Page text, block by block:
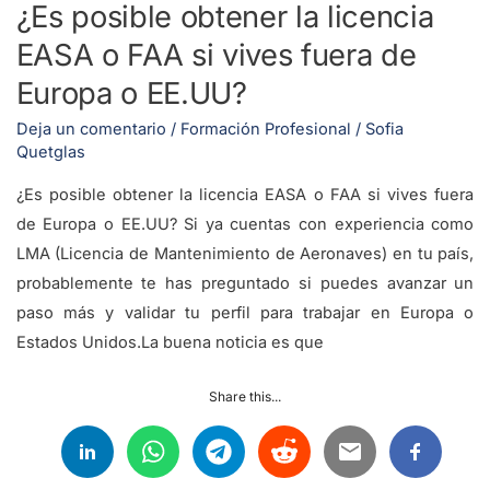
¿Es posible obtener la licencia
EASA o FAA si vives fuera de
Europa o EE.UU?
Deja un comentario / Formación Profesional / Sofia
Quetglas
¿Es posible obtener la licencia EASA o FAA si vives fuera
de Europa o EE.UU? Si ya cuentas con experiencia como
LMA (Licencia de Mantenimiento de Aeronaves) en tu país,
probablemente te has preguntado si puedes avanzar un
paso más y validar tu perfil para trabajar en Europa o
Estados Unidos.La buena noticia es que
Share this...
vives
fuera
de
o